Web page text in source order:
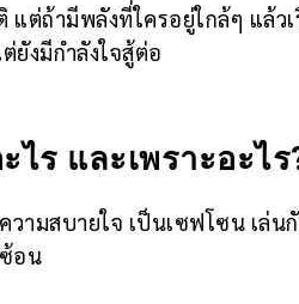
แต่ถ้ามีพลังที่ใครอยู่ใกล้ๆ แล้ว
ยังมีกำลังใจสู้ต่อ
ร และเพราะอะไร
วามสบายใจ เป็นเซฟโซน เล่
อน